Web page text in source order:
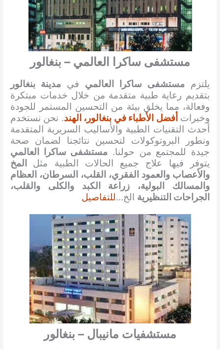
مستشفى ساكرا العالمي – بنغالور
يلتزممستشفى ساكرا العالمي في مدينة بنغالور
بتقديم رعاية طبية متقدمة من خلال خدمات مبتكرة
وفعالة، مما يخلق بيئة من التحسين المستمر للجودة
وخبرات أفضل الأطباء في بنغالور، الهند. نحن نستخدم
أحدث التقنيات الطبية والأساليب السريرية المتقدمة
ونطور البروتوكولات لتحسين نتائجنا لضمان صحة
جيدة للمجتمع من حولنا. مستشفى ساكرا العالمي
يتوفر فيها علاج جميع الحالات الطبية مثل المخ
والأعصاب والعمود الفقري، القلب، السرطان، العظام
والمسالك البولية، زراعة الكبد والكلى والقلب،
الجراحات التنظيرية الخ…للتفاصيل
مستشفيات مانيبال – بنغالور